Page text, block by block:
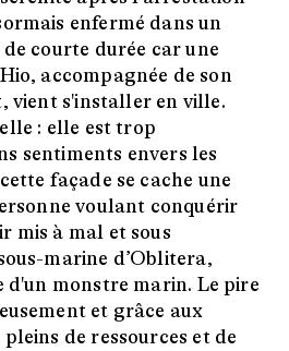
enfermé dans un
courte durée car une
accompagnée de son
vient s'installer en ville.
: elle est trop
sentiments envers les
façade se cache une
voulant conquérir
mis à mal et sous
marine d’Oblitera,
monstre marin. Le pire
et grâce aux
de ressources et de